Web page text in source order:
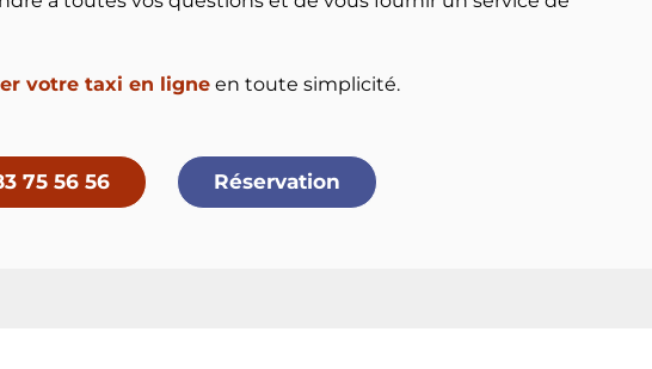
votre taxi en ligneen toute simplicité.
75 56 56 Réservation